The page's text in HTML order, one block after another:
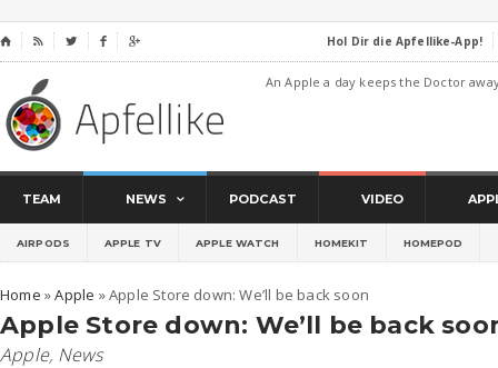
⌂     Hol Dir die Apfellike-App!
An Apple a day keeps the Doctor
TEAM NEWS PODCAST VIDEO
AIRPODS APPLE TV APPLE WATCH HOMEKIT HOMEPOD
Home »Apple »Apple Store down: We’ll be back soon
Apple Store down: We’ll be back
Apple, News